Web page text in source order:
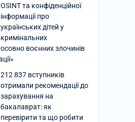
OSINT та конфіденційної
інформації про
українських дітей у
кримінальних
воєнних злочинів
212 837 вступників
отримали рекомендації до
зарахування на
бакалаврат: як
перевірити та що робити